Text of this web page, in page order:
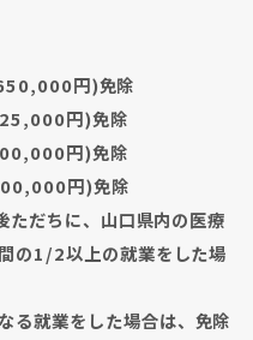
円)免除
円)免除
円)免除
円)免除
だちに、山口県内の医療
の1/2以上の就業をした場
る就業をした場合は、免除